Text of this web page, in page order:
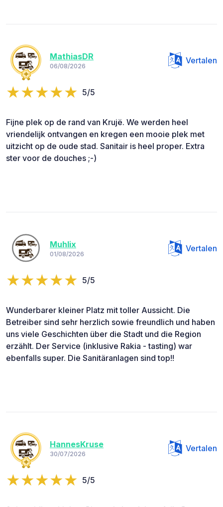
MathiasDR
06/08/2026
Vertalen
5/5
Fijne plek op de rand van Krujë. We werden heel
vriendelijk ontvangen en kregen een mooie plek met
uitzicht op de oude stad. Sanitair is heel proper. Extra
ster voor de douches ;-)
Muhlix
01/08/2026
Vertalen
5/5
Wunderbarer kleiner Platz mit toller Aussicht. Die
Betreiber sind sehr herzlich sowie freundlich und haben
uns viele Geschichten über die Stadt und die Region
erzählt. Der Service (inklusive Rakia - tasting) war
ebenfalls super. Die Sanitäranlagen sind top!!
HannesKruse
30/07/2026
Vertalen
5/5